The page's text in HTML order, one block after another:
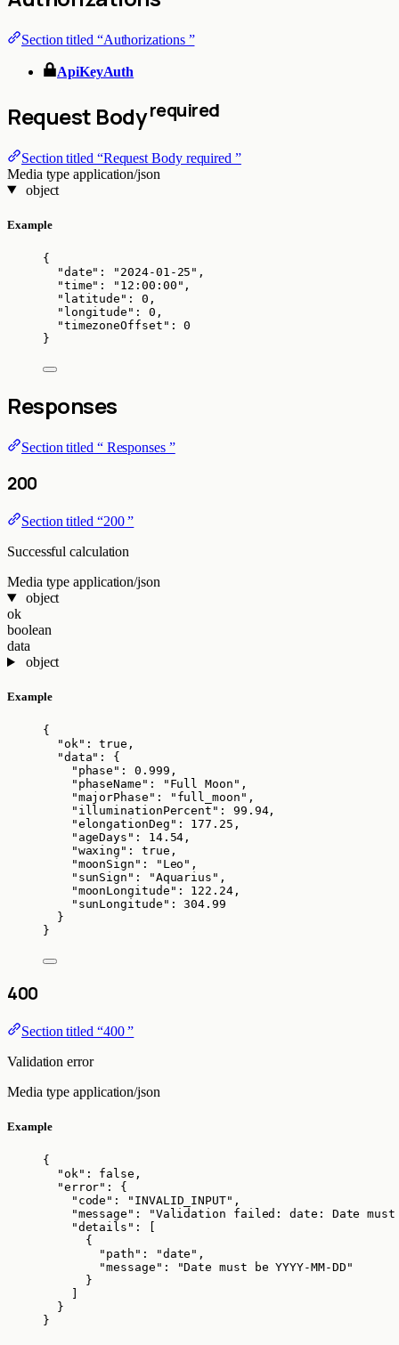
Section titled “Authorizations ”
ApiKeyAuth
Request Bodyrequired
Section titled “Request Body required ”
Media type application/json
object
Example
{
"date" : " 2024-01-25 " ,
"time" : " 12:00:00 " ,
"latitude" : 0 ,
"longitude" : 0 ,
"timezoneOffset" : 0
}
Responses
Section titled “ Responses ”
200
Section titled “200 ”
Successful calculation
Media type application/json
object
ok
boolean
data
object
Example
{
"ok" : true ,
"data" : {
"phase" : 0.999 ,
"phaseName" : " Full Moon " ,
"majorPhase" : " full_moon " ,
"illuminationPercent" : 99.94,
"elongationDeg" : 177.25 ,
"ageDays" : 14.54 ,
"waxing" : true ,
"moonSign" : " Leo " ,
"sunSign" : "Aquarius " ,
"moonLongitude" : 122.24,
"sunLongitude" : 304.99
}
}
400
Section titled “400 ”
Validation error
Media type application/json
Example
{
"ok" : false ,
"error" : {
"code" : " INVALID_INPUT" ,
"message" : "Validation failed: date: Date must be
"details" : [
{
"path" : "date " ,
"message" : "Date must be YYYY-MM-DD "
}
}
}